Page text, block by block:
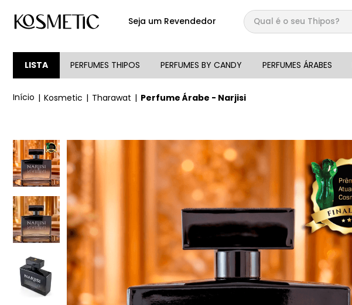
Seja um Revendedor
Qual é o seu Thipos?
LISTA PERFUMES THIPOS PERFUMES BY CANDY PERFUMES ÁRABES
Kosmetic Tharawat Perfume Árabe - Narjisi
1 º
144
3 º
146
5
loção
6 º
box
107
º
105
º
108
10º 101